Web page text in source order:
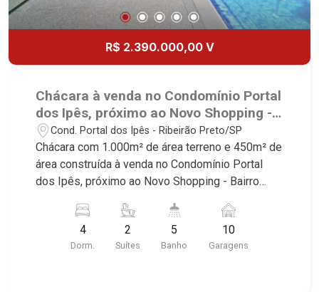
R$ 2.390.000,00 V
Chácara à venda no Condomínio Portal
dos Ipês, próximo ao Novo Shopping -
Ribeirão Preto/SP.
Cond. Portal dos Ipês - Ribeirão Preto/SP
Chácara com 1.000m² de área terreno e 450m² de
área construída à venda no Condomínio Portal
dos Ipês, próximo ao Novo Shopping - Bairro
Conheça as características deste imóvel que a
Martinelli Imobiliária selecionou para você: -
1.000m² de área terreno e 450m² de área
4
Dorm.
2
Suítes
5
Banho
10
Garagens